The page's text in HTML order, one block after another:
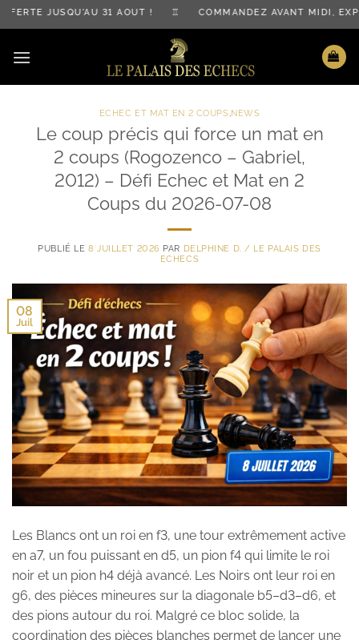
Passer
au
contenu
JUSQU'AU 31 AOÛT ! ♖ COMMANDEZ AVANT MIDI,
ECHEC ET MAT EN 2 COUPS,NEWS
Le coup précis qui force un mat en
2 coups (Rogozenco – Gabriel,
2012) – Défi Echec et Mat en 2
Coups du 2026-07-08
PUBLIÉ LE 8 JUILLET 2026 PAR DELPHINE D. / LE PALAIS DES
ECHECS
08
Juil
Les Blancs ont un roi en f3, une tour extrêmement active
en a7, un fou puissant en d5, un pion f4 qui limite le roi
noir et un pion h4 déjà avancé. Les Noirs ont leur roi en
g6, des pièces mineures sur la diagonale b5–d3–d6, et
des pions autour du roi. Malgré ce bloc solide, la
coordination des pièces blanches permet de lancer une